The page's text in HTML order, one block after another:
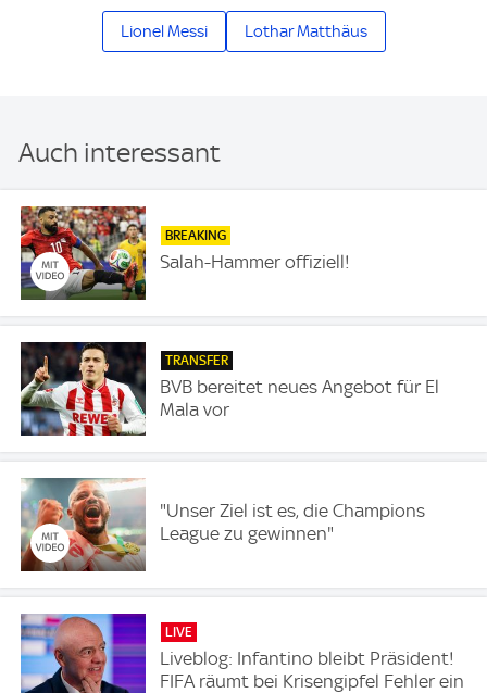
Lionel Messi Lothar Matthäus
Auch interessant
BREAKING
Salah-Hammer offiziell!
TRANSFER
BVB bereitet neues Angebot für El
Mala vor
"Unser Ziel ist es, die Champions
League zu gewinnen"
LIVE
Liveblog: Infantino bleibt Präsident!
FIFA räumt bei Krisengipfel Fehler ein